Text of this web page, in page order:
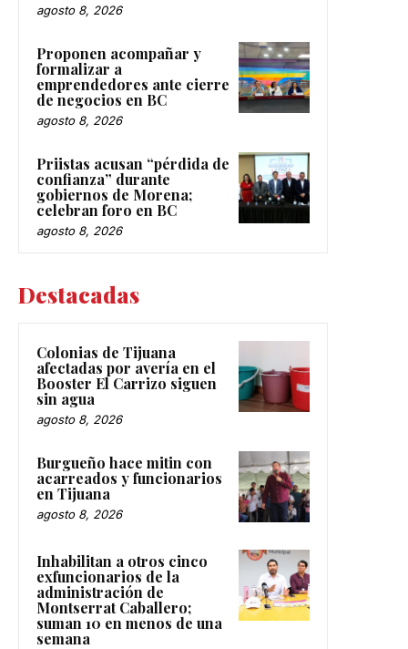
agosto 8, 2026
Proponen acompañar y
formalizar a
emprendedores ante cierre
de negocios en BC
agosto 8, 2026
Priistas acusan “pérdida de
confianza” durante
gobiernos de Morena;
celebran foro en BC
agosto 8, 2026
Destacadas
Colonias de Tijuana
afectadas por avería en el
Booster El Carrizo siguen
sin agua
agosto 8, 2026
Burgueño hace mitin con
acarreados y funcionarios
en Tijuana
agosto 8, 2026
Inhabilitan a otros cinco
exfuncionarios de la
administración de
Montserrat Caballero;
suman 10 en menos de una
semana